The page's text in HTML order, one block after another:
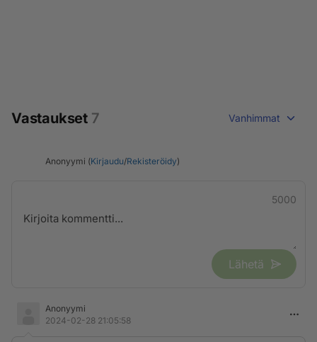
Vastaukset 7 Vanhimmat
Anonyymi (Kirjaudu/Rekisteröidy)
5000
Lähetä
Anonyymi
2024-02-28 21:05:58